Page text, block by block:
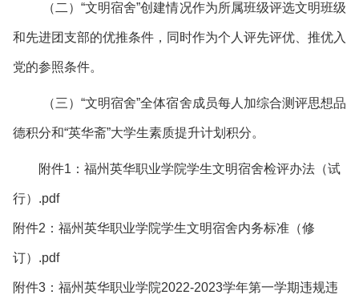
（二）“文明宿舍”创建情况作为所属班级评选文明班级
和先进团支部的优推条件，同时作为个人评先评优、推优入
党的参照条件。
（三）“文明宿舍”全体宿舍成员每人加综合测评思想品
德积分和“英华斋”大学生素质提升计划积分。
附件1：福州英华职业学院学生文明宿舍检评办法（试
行）.pdf
附件2：福州英华职业学院学生文明宿舍内务标准（修
订）.pdf
附件3：福州英华职业学院2022-2023学年第一学期违规违